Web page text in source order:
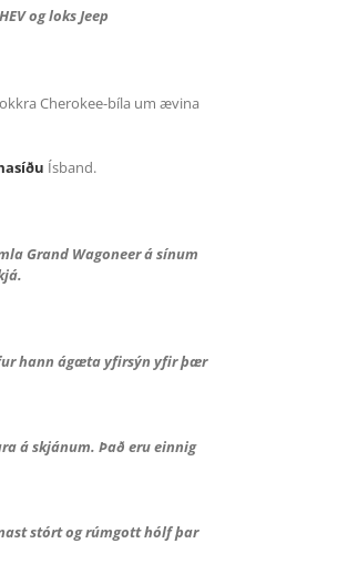
og loks Jeep
Cherokee-bíla um ævina
Ísband.
Grand Wagoneer á sínum
hann ágæta yfirsýn yfir þær
á skjánum. Það eru einnig
stórt og rúmgott hólf þar